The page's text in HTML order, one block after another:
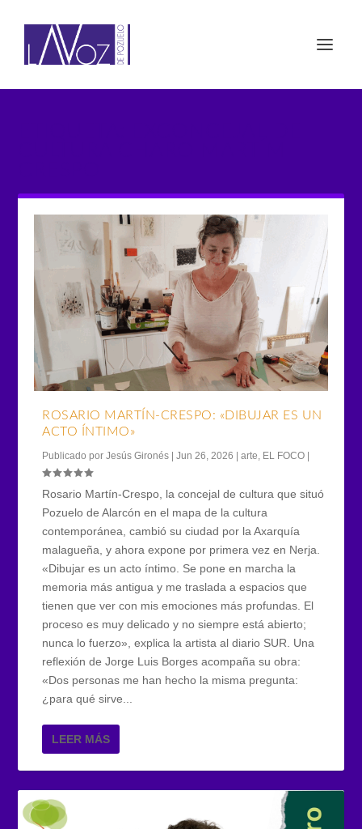
ROSARIO MARTÍN-CRESPO: «DIBUJAR ES UN
ACTO ÍNTIMO»
Publicado porJesús Gironés |Jun 26, 2026 |arte EL FOCO |
Rosario Martín-Crespo, la concejal de cultura que situó
Pozuelo de Alarcón en el mapa de la cultura
contemporánea, cambió su ciudad por la Axarquía
malagueña, y ahora expone por primera vez en Nerja.
«Dibujar es un acto íntimo. Se pone en marcha la
memoria más antigua y me traslada a espacios que
tienen que ver con mis emociones más profundas. El
proceso es muy delicado y no siempre está abierto;
nunca lo fuerzo», explica la artista al diario SUR. Una
reflexión de Jorge Luis Borges acompaña su obra:
«Dos personas me han hecho la misma pregunta:
¿para qué sirve...
LEER MÁS